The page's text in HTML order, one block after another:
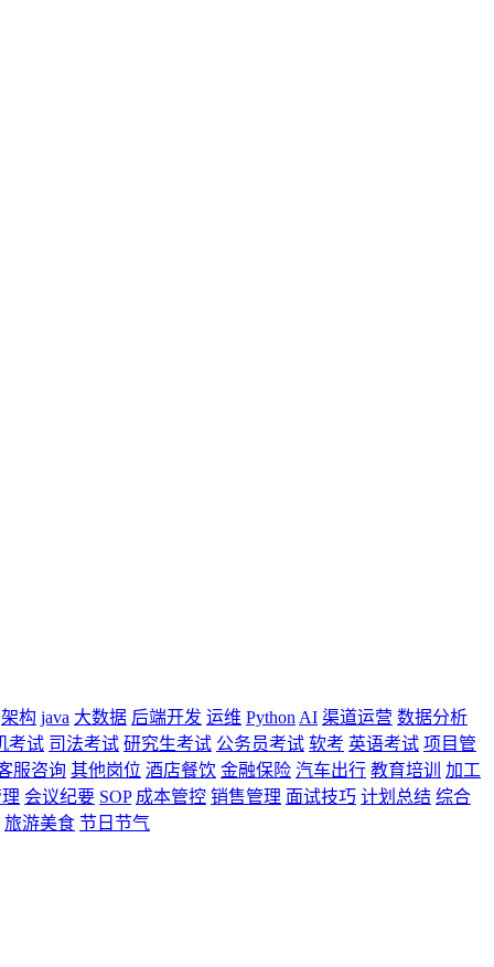
架构 java 大数据 后端开发 运维 Python AI 渠道运营 数据分析
考试 司法考试 研究生考试 公务员考试 软考 英语考试 项目管
服咨询 其他岗位 酒店餐饮 金融保险 汽车出行 教育培训
加工
会议纪要 SOP 成本管控 销售管理 面试技巧 计划总结 综合
旅游美食 节日节气